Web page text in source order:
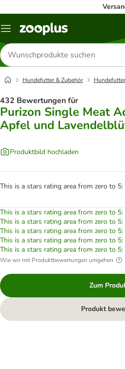
Menü
Produkte
suchen
Hundefutter & Zubehör
432 Bewertungen für
Purizon Single Meat
Apfel und
Produktbild hochladen
This is a stars rating area from zero to 5:
This is a stars rating area from zero to 5:
This is a stars rating area from zero to 5:
This is a stars rating area from zero to 5:
This is a stars rating area from zero to 5:
This is a stars rating area from zero to 5:
Wie wir mit Produktbewertungen umgehen
Zum
Produkt